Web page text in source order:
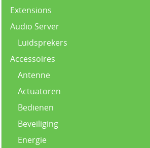
Extensions
Audio Server
Luidsprekers
Accessoires
Antenne
Actuatoren
Bedienen
Beveiliging
Energie